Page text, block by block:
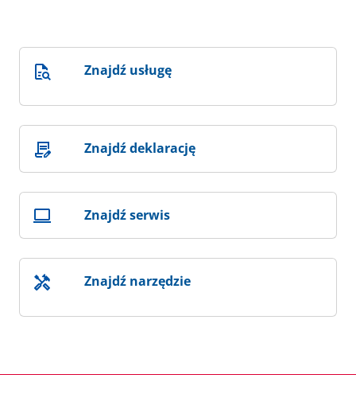
Znajdź usługę
Znajdź deklarację
Znajdź serwis
Znajdź narzędzie